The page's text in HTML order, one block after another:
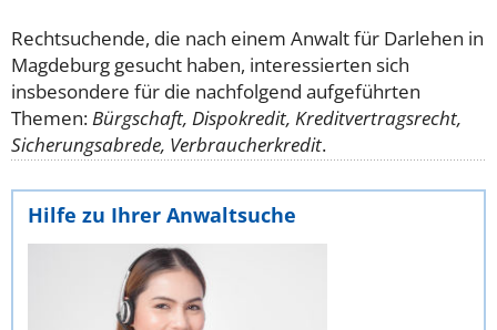
Rechtsuchende, die nach einem Anwalt für Darlehen in
Magdeburg gesucht haben, interessierten sich
insbesondere für die nachfolgend aufgeführten
Themen:Bürgschaft, Dispokredit, Kreditvertragsrecht,
Sicherungsabrede, Verbraucherkredit.
Hilfe zu Ihrer Anwaltsuche